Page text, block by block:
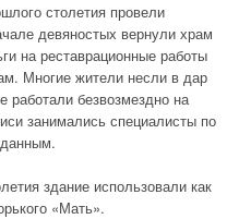
столетия провели
девяностых вернули храм
на реставрационные работы
Многие жители несли в дар
работали безвозмездно на
занимались специалисты по
здание использовали как
«Мать».